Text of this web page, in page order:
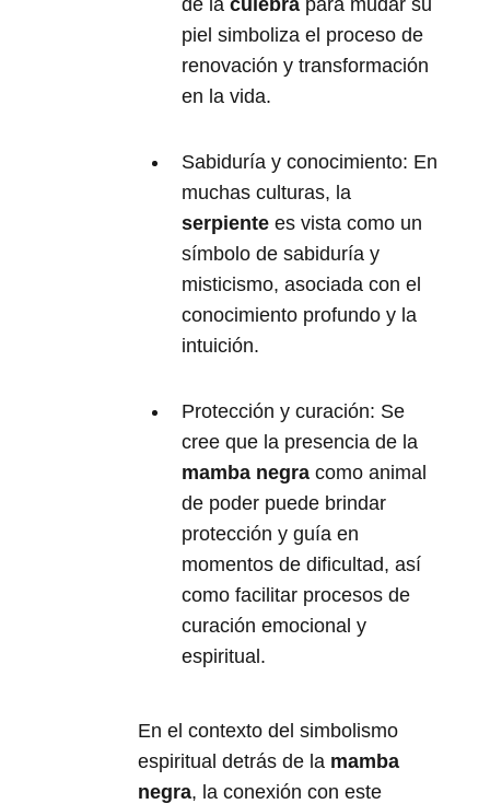
piel simboliza el proceso de
renovación y transformación
en la vida.
Sabiduría y conocimiento: En
muchas culturas, la
serpiente es vista como un
símbolo de sabiduría y
misticismo, asociada con el
conocimiento profundo y la
intuición.
Protección y curación: Se
cree que la presencia de la
mamba negra como animal
de poder puede brindar
protección y guía en
momentos de dificultad, así
como facilitar procesos de
curación emocional y
espiritual.
En el contexto del simbolismo
espiritual detrás de la mamba
negra, la conexión con este